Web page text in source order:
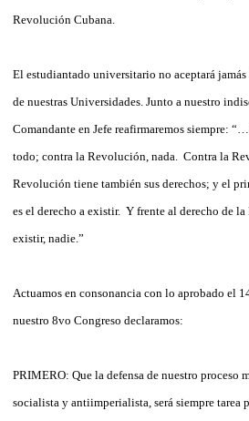
Revolución Cubana.
El estudiantado universitario no aceptará
de nuestras Universidades. Junto a nuestro
Comandante en Jefe reafirmaremos siempre:
todo; contra la Revolución, nada. Contra la
Revolución tiene también sus derechos; y el
es el derecho a existir. Y frente al derecho de
existir, nadie.”
Actuamos en consonancia con lo aprobado el
nuestro 8vo Congreso declaramos:
PRIMERO: Que la defensa de nuestro proceso
socialista y antiimperialista, será siempre tarea